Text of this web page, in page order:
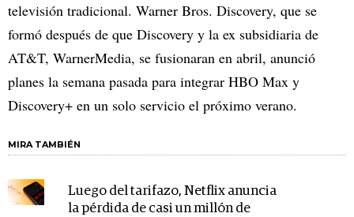
televisión tradicional. Warner Bros. Discovery, que se
formó después de que Discovery y la ex subsidiaria de
AT&T, WarnerMedia, se fusionaran en abril, anunció
planes la semana pasada para integrar HBO Max y
Discovery+ en un solo servicio el próximo verano.
MIRA TAMBIÉN
Luego del tarifazo, Netflix anuncia
la pérdida de casi un millón de